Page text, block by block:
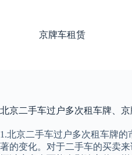
京牌车租赁
北京二手车过户多次租车牌、京
1.北京二手车过户多次租车牌
著的变化。对于二手车的买卖